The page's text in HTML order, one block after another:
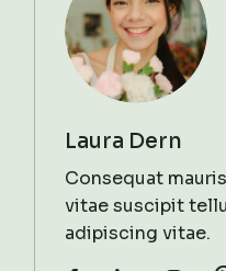
Laura Dern
Consequat
vitae suscipit
adipiscing vitae.